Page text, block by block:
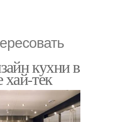
кухни в
хай-тек